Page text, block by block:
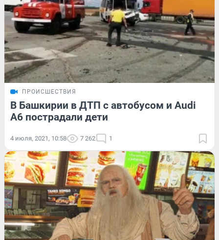
ПРОИСШЕСТВИЯ
В Башкирии в ДТП с автобусом и Audi
A6 пострадали дети
4 июля, 2021, 10:58 7 262 1